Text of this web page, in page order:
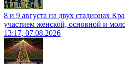
8 и 9 августа на двух стадионах
участием женской, основной и
13:17, 07.08.2026